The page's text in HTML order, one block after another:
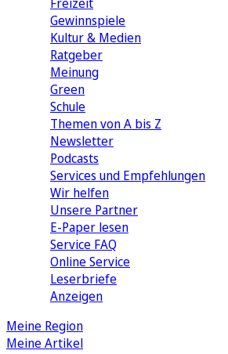
Gewinnspiele
Kultur & Medien
Ratgeber
Meinung
Green
Schule
Themen von A bis Z
Newsletter
Podcasts
Services und Empfehlungen
Wir helfen
Unsere Partner
E-Paper lesen
Service FAQ
Online Service
Leserbriefe
Anzeigen
Meine Region
Meine Artikel